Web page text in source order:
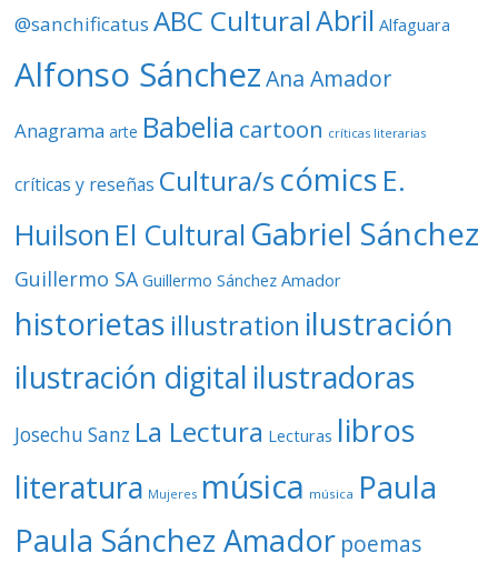
e
@sanchificatus ABC CulturalAbril Alfaguara
Alfonso Sánchez Ana Amador
Anagrama arte Babelia cartoon críticas literarias
críticas y reseñas Cultura/s cómics E.
Huilson El Cultural Gabriel Sánchez
Guillermo SA Guillermo Sánchez Amador
historietas illustration ilustración
ilustración digital ilustradoras
Josechu Sanz La Lectura Lecturas libros
literatura Mujeres música música Paula
Paula Sánchez Amador poemas